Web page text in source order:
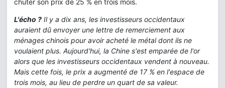
L'écho ? Il y a dix ans, les investisseurs occidentaux
auraient dû envoyer une lettre de remerciement aux
ménages chinois pour avoir acheté le métal dont ils ne
voulaient plus. Aujourd'hui, la Chine s'est emparée de l'or
alors que les investisseurs occidentaux vendent à nouveau.
Mais cette fois, le prix a augmenté de 17 % en l'espace de
trois mois, au lieu de perdre un quart de sa valeur.